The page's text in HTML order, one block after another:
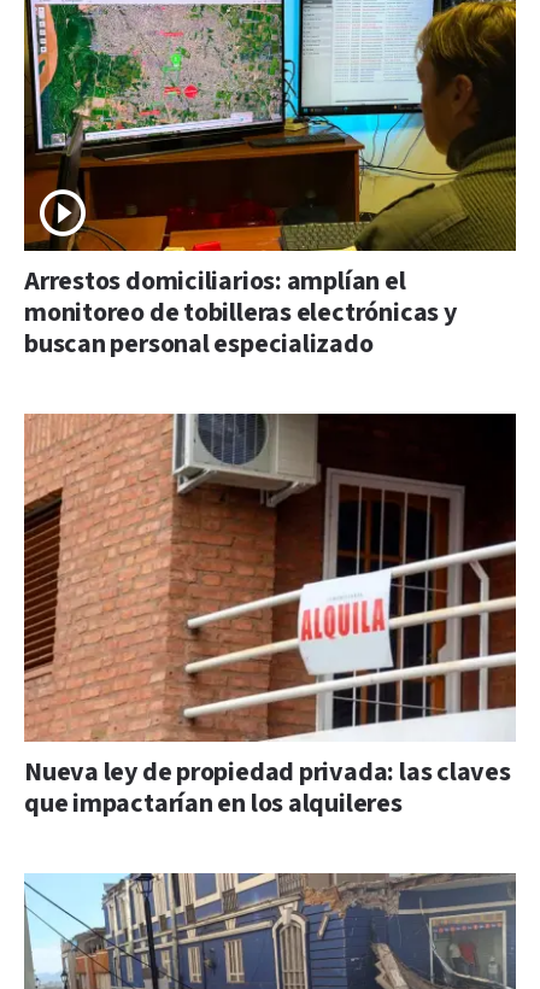
Arrestos domiciliarios: amplían el
monitoreo de tobilleras electrónicas y
buscan personal especializado
Nueva ley de propiedad privada: las claves
que impactarían en los alquileres